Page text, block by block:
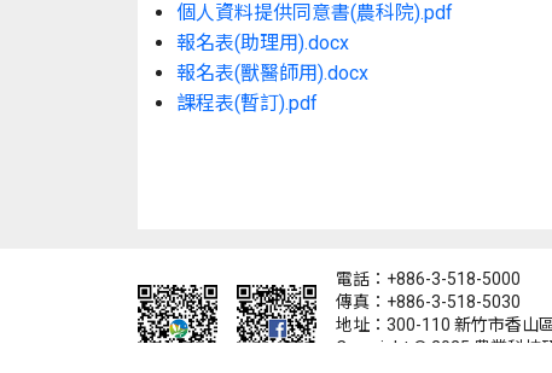
個人資料提供同意書(農科院).pdf
報名表(助理用).docx
報名表(獸醫師用).docx
課程表(暫訂).pdf
電話：+886-3-518-5000
傳真：+886-3-518-5030
地址：300-110 新竹市香山
Copyright © 2025 農業科技